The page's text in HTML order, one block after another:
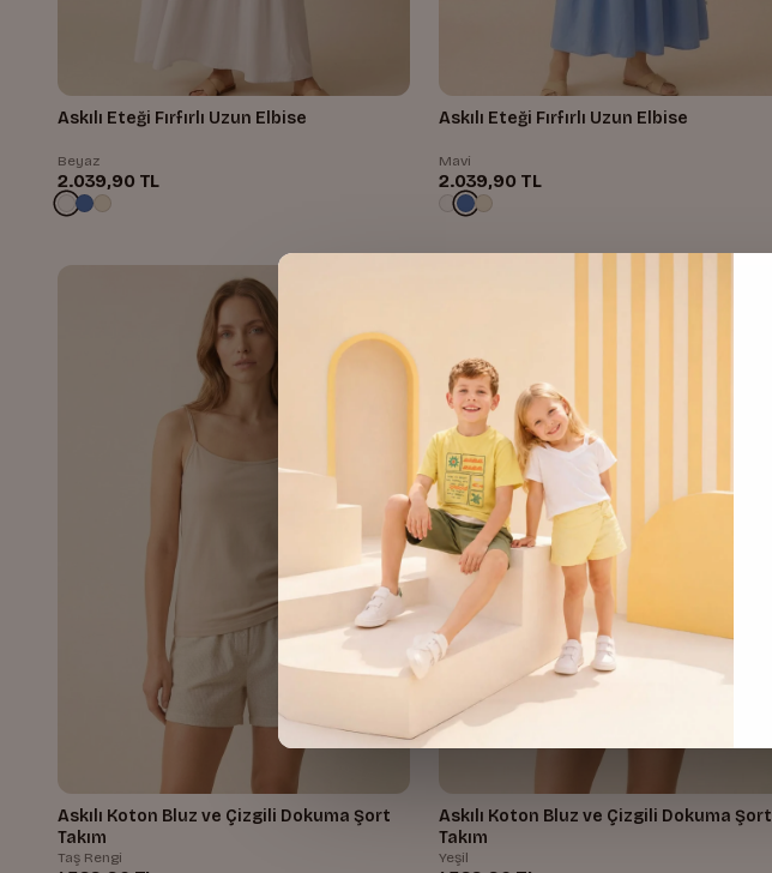
Askılı Eteği Fırfırlı Uzun Elbise
Beyaz
2.039,90 TL
Askılı Eteği Fırfırlı Uzun Elbise
Mavi
2.039,90 TL
Askılı Koton Bluz ve Çizgili Dokuma Şort
Takım
Taş Rengi
Askılı Koton Bluz ve Çizgili Dokuma Şort
Takım
Yeşil